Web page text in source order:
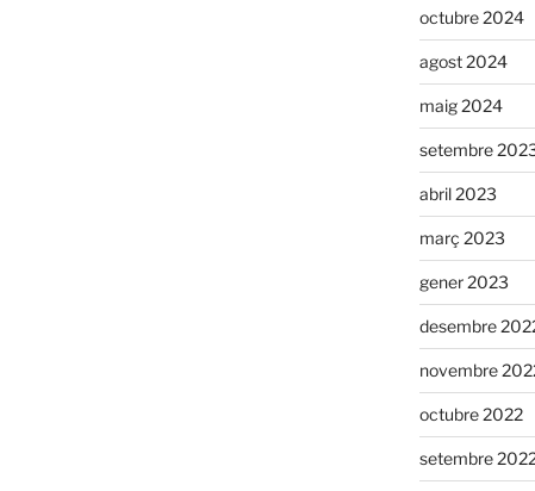
octubre 2024
agost 2024
maig 2024
setembre
abril 2023
març 2023
gener 2023
desembre
novembre
octubre 2022
setembre